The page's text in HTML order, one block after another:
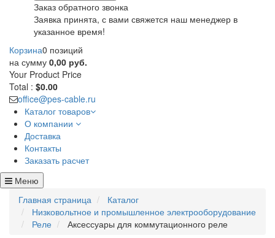
Заказ обратного звонка
Заявка принята, с вами свяжется наш менеджер в
указанное время!
Корзина0 позиций
на сумму 0,00 руб.
Your Product Price
Total : $0.00
office@pes-cable.ru
Каталог товаров
О компании
Доставка
Контакты
Заказать расчет
Меню
Главная страница
Каталог
Низковольтное и промышленное электрооборудование
Реле
Аксессуары для коммутационного реле